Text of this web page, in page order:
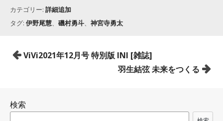
カテゴリー: 詳細追加
タグ: 伊野尾慧、 磯村勇斗、 神宮寺勇太
投
ゲ
ViVi2021年12月号 特別版 INI [雑誌]
羽生結弦 未来をつくる
検索